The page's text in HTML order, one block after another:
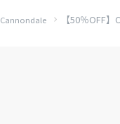
Cannondale 【50％OFF